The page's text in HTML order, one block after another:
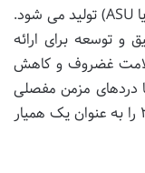
(Avocado/Soybean Unsaponifiables یا ASU) تولید می شود.
و توسعه برای ارائه
سلامت غضروف و کاهش
دردهای مزمن مفصلی
دست و پنجه نرم می کنند، پیاسکلیدین ۳۰۰ را به عنوان یک همیار